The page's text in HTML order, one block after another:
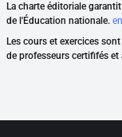
La charte éditoriale
de l'Éducation nationale.
Les cours et exercices
de professeurs certififés et